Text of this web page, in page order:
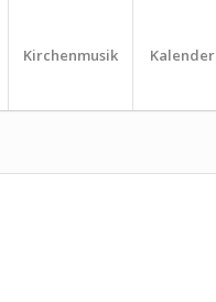
Kirchenmusik Kalender